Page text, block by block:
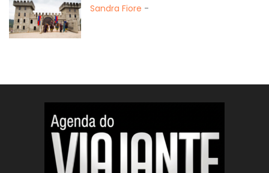
Sandra Fiore -